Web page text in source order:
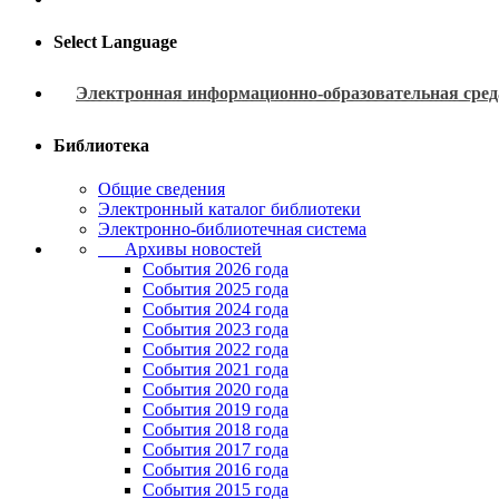
Select Language
Электронная информационно-образовательная
Библиотека
Общие сведения
Электронный каталог библиотеки
Электронно-библиотечная система
Архивы новостей
Cобытия 2026 года
События 2025 года
События 2024 года
События 2023 года
Cобытия 2022 года
Cобытия 2021 года
События 2020 года
События 2019 года
События 2018 года
События 2017 года
События 2016 года
События 2015 года